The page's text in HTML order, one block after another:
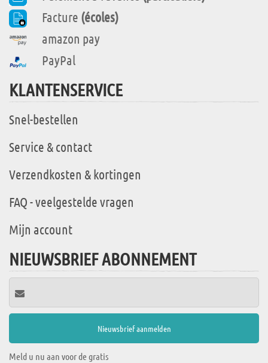
Facture (écoles)
amazon pay
PayPal
KLANTENSERVICE
Snel-bestellen
Service & contact
Verzendkosten & kortingen
FAQ - veelgestelde vragen
Mijn account
NIEUWSBRIEF ABONNEMENT
Meld u nu aan voor de gratis